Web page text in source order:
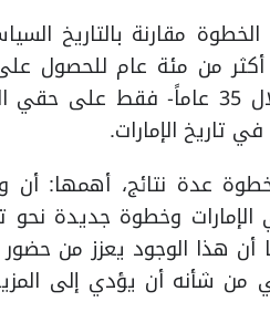
مقارنة بالتاريخ
أكثر من مئة عام للحصول
العربية المتحدة -خلال 35
تاريخ الإمارات.
عدة نتائج، أهمها:
الإمارات وخطوة جديدة
أن هذا الوجود يعزز من
شأنه أن يؤدي إلى